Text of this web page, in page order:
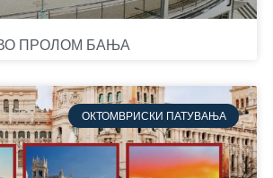
ПРОЛОМ БАЊА
ОКТОМВРИСКИ ПАТУВАЊА